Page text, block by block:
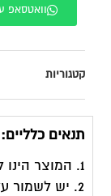
וואטסאפ
קטגוריות
תנאים כלליים:
1. המוצר הינו להרכבה עצמית קלה שם שרטוט.
2. יש לשמור